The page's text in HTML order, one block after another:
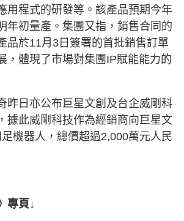
用程式的研發等。該產品預期今年
年初量產。集團又指，銷售合同的
品於11月3日簽署的首批銷售訂單
，體現了市場對集團IP賦能能力的
昨日亦公布巨星文創及台企威剛科
據此威剛科技作為經銷商向巨星文
機器人，總價超過2,000萬元人民
專頁↓